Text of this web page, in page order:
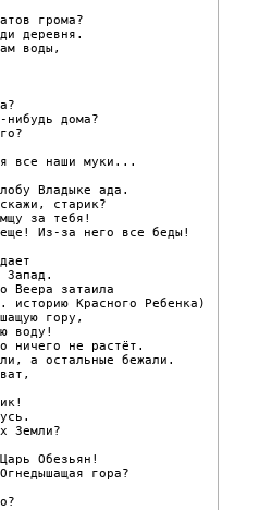
грома?
деревня.
воды,
дома?
все наши муки...
Владыке ада.
старик?
за тебя!
Из-за него все беды!
Запад.
Веера затаила
Красного Ребенка)
гору,
воду!
ничего не растёт.
а остальные бежали.
Земли?
Обезьян!
гора?